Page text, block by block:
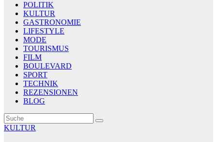
POLITIK
KULTUR
GASTRONOMIE
LIFESTYLE
MODE
TOURISMUS
FILM
BOULEVARD
SPORT
TECHNIK
REZENSIONEN
BLOG
KULTUR